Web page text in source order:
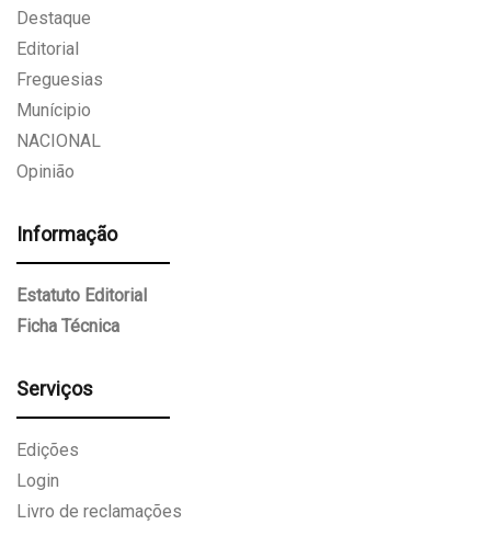
Destaque
Editorial
Freguesias
Munícipio
NACIONAL
Opinião
Informação
Estatuto Editorial
Ficha Técnica
Serviços
Edições
Login
Livro de reclamações